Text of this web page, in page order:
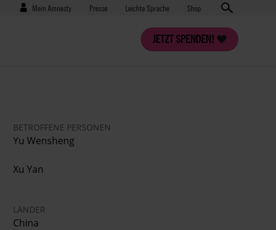
Benutzermenü
Mein Amnesty Presse
Presse Leichte Sprache Shop
JETZT SPENDEN!
BETROFFENE PERSONEN
Yu Wensheng
Xu Yan
LÄNDER
China